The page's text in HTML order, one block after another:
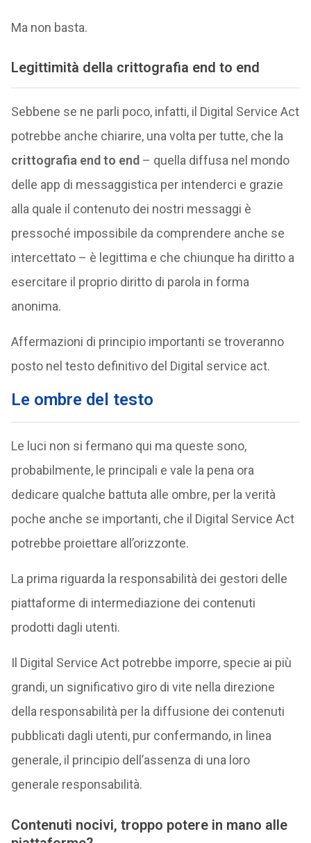
Ma non basta.
Legittimità della crittografia end to end
Sebbene se ne parli poco, infatti, il Digital Service Act
potrebbe anche chiarire, una volta per tutte, che la
crittografia end to end – quella diffusa nel mondo
delle app di messaggistica per intenderci e grazie
alla quale il contenuto dei nostri messaggi è
pressoché impossibile da comprendere anche se
intercettato – è legittima e che chiunque ha diritto a
esercitare il proprio diritto di parola in forma
anonima.
Affermazioni di principio importanti se troveranno
posto nel testo definitivo del Digital service act.
Le ombre del testo
Le luci non si fermano qui ma queste sono,
probabilmente, le principali e vale la pena ora
dedicare qualche battuta alle ombre, per la verità
poche anche se importanti, che il Digital Service Act
potrebbe proiettare all’orizzonte.
La prima riguarda la responsabilità dei gestori delle
piattaforme di intermediazione dei contenuti
prodotti dagli utenti.
Il Digital Service Act potrebbe imporre, specie ai più
grandi, un significativo giro di vite nella direzione
della responsabilità per la diffusione dei contenuti
pubblicati dagli utenti, pur confermando, in linea
generale, il principio dell’assenza di una loro
generale responsabilità.
Contenuti nocivi, troppo potere in mano alle